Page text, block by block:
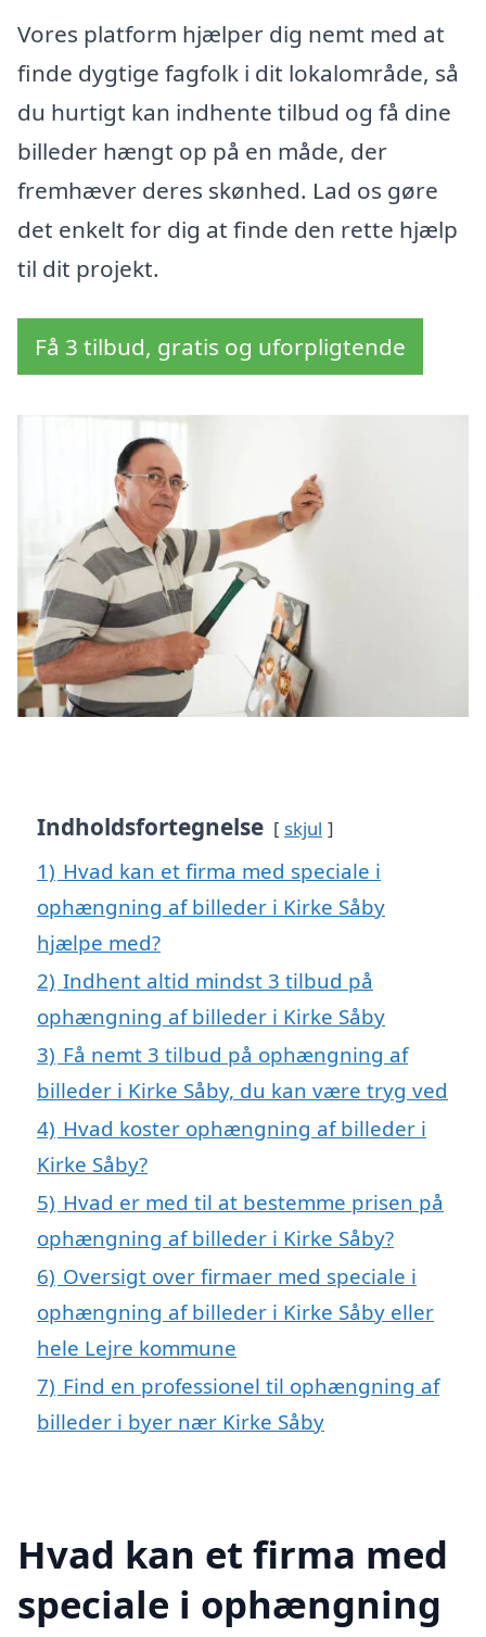
Vores platform hjælper dig nemt med at
finde dygtige fagfolk i dit lokalområde, så
du hurtigt kan indhente tilbud og få dine
billeder hængt op på en måde, der
fremhæver deres skønhed. Lad os gøre
det enkelt for dig at finde den rette hjælp
til dit projekt.
Få 3 tilbud, gratis og uforpligtende
Indholdsfortegnelse skjul
1) Hvad kan et firma med speciale i
ophængning af billeder i Kirke Såby
hjælpe med?
2) Indhent altid mindst 3 tilbud på
ophængning af billeder i Kirke Såby
3) Få nemt 3 tilbud på ophængning af
billeder i Kirke Såby, du kan være tryg ved
4) Hvad koster ophængning af billeder i
Kirke Såby?
5) Hvad er med til at bestemme prisen på
ophængning af billeder i Kirke Såby?
6) Oversigt over firmaer med speciale i
ophængning af billeder i Kirke Såby eller
hele Lejre kommune
7) Find en professionel til ophængning af
billeder i byer nær Kirke Såby
Hvad kan et firma med
speciale i ophængning